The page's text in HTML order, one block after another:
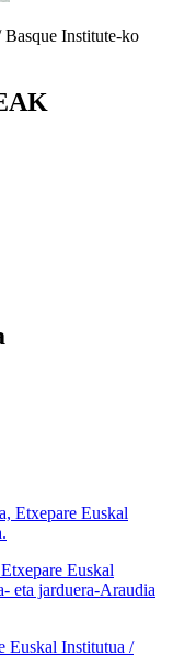
Institute-ko
Etxepare Euskal
Euskal
eta jarduera-Araudia
Euskal Institutua /